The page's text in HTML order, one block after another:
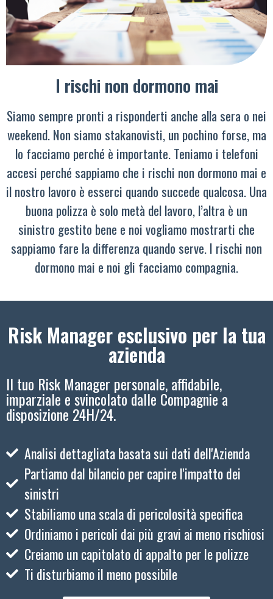
I rischi non dormono mai
Siamo sempre pronti a risponderti anche alla sera o nei
weekend. Non siamo stakanovisti, un pochino forse, ma
lo facciamo perché è importante. Teniamo i telefoni
accesi perché sappiamo che i rischi non dormono mai e
il nostro lavoro è esserci quando succede qualcosa. Una
buona polizza è solo metà del lavoro, l’altra è un
sinistro gestito bene e noi vogliamo mostrarti che
sappiamo fare la differenza quando serve. I rischi non
dormono mai e noi gli facciamo compagnia.
Risk Manager esclusivo per la tua
azienda
Il tuo Risk Manager personale, affidabile,
imparziale e svincolato dalle Compagnie a
disposizione 24H/24.
Analisi dettagliata basata sui dati dell'Azienda
Partiamo dal bilancio per capire l'impatto dei
sinistri
Stabiliamo una scala di pericolosità specifica
Ordiniamo i pericoli dai più gravi ai meno rischiosi
Creiamo un capitolato di appalto per le polizze
Ti disturbiamo il meno possibile